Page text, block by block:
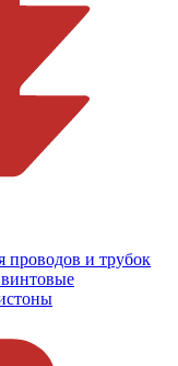
и трубок